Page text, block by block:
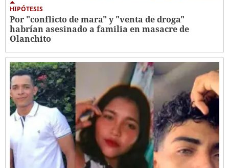
HIPÓTESIS
Por "conflicto de mara" y "venta de droga"
habrían asesinado a familia en masacre de
Olanchito